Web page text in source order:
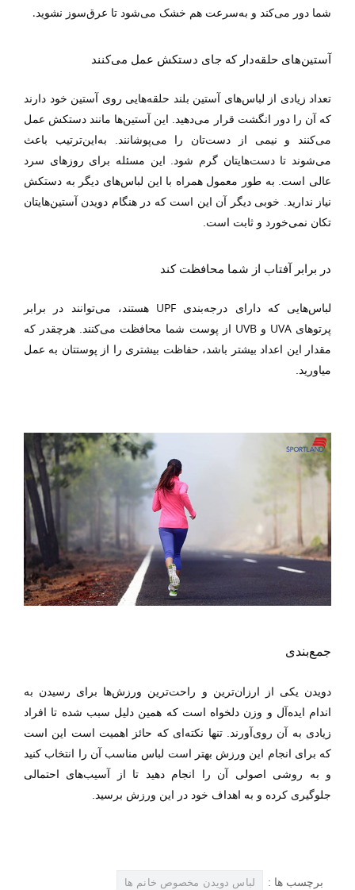
شما دور می‌کند و به‌سرعت هم خشک می‌شود تا عرق‌سوز نشوید.
آستین‌های حلقه‌دار که جای دستکش عمل می‌کنند
تعداد زیادی از لباس‌های آستین بلند حلقه‌هایی روی آستین خود دارند
که آن را دور انگشت قرار می‌دهید. این آستین‌ها مانند دستکش عمل
می‌کنند و نیمی از دست‌تان را می‌پوشانند. به‌این‌ترتیب باعث
می‌شوند تا دست‌هایتان گرم شود. این مسئله برای روزهای سرد
عالی است. به طور معمول همراه با این لباس‌های دیگر به دستکش
نیاز ندارید. خوبی دیگر آن این است که در هنگام دویدن آستین‌هایتان
تکان نمی‌خورد و ثابت است.
در برابر آفتاب از شما محافظت کند
لباس‌هایی که دارای درجه‌بندی UPF هستند، می‌توانند در برابر
پرتوهایUVA وUVB از پوست شما محافظت می‌کنند. هرچقدر که
مقدار این اعداد بیشتر باشد، حفاظت بیشتری را از پوستتان به عمل
میاورید.
جمع‌بندی
دویدن یکی از ارزان‌ترین و راحت‌ترین ورزش‌ها برای رسیدن به
اندام ایده‌آل و وزن دلخواه است که همین دلیل سبب شده تا افراد
زیادی به آن روی‌آورند. تنها نکته‌ای که حائز اهمیت است این است
که برای انجام این ورزش بهتر است لباس مناسب آن را انتخاب کنید
و به روشی اصولی آن را انجام دهید تا از آسیب‌های احتمالی
جلوگیری کرده و به اهداف خود در این ورزش برسید.
برچسب ها : لباس دويدن مخصوص خانم ها